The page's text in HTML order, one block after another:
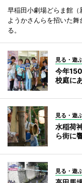
早稲田小劇場どらま館
ようかさんらを招いた
る。
見る・遊
今年
校庭に
見る・遊
水稲荷
ら街に
見る・遊